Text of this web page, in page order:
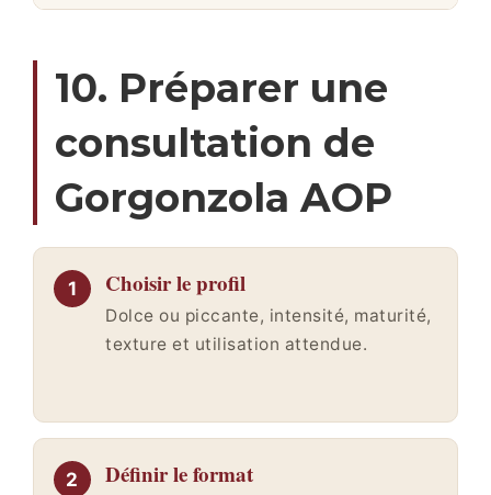
10. Préparer une
consultation de
Gorgonzola AOP
Choisir le profil
Dolce ou piccante, intensité, maturité,
texture et utilisation attendue.
Définir le format